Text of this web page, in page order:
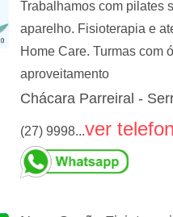
Trabalhamos com pilates
aparelho. Fisioterapia e
Home Care. Turmas com
aproveitamento
Chácara Parreiral -
(27) 9998...ver